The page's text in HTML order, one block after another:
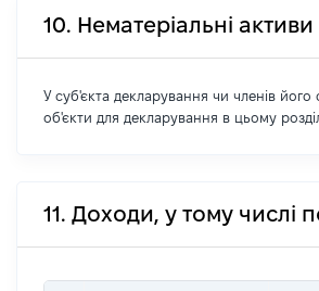
10. Нематеріальні активи
У суб'єкта декларування чи членів його
об'єкти для декларування в цьому
11. Доходи, у тому числі